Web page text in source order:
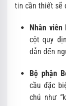
tin cần thiết sẽ
Nhân viên
cột quy
dẫn đến
Bộ phận
cầu đặc
chú như